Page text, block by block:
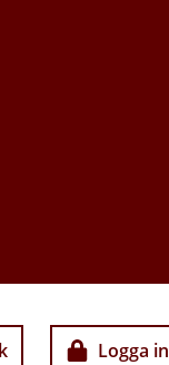
Logga in